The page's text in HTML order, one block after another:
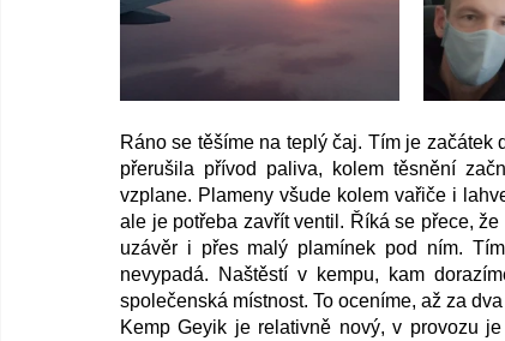
Ráno se těšíme na teplý čaj. Tím je začátek
přerušila přívod paliva, kolem těsnění
vzplane. Plameny všude kolem vařiče i
ale je potřeba zavřít ventil. Říká se přece,
uzávěr i přes malý plamínek pod ním.
nevypadá. Naštěstí v kempu, kam
společenská místnost. To oceníme, až za
Kemp Geyik je relativně nový, v provozu